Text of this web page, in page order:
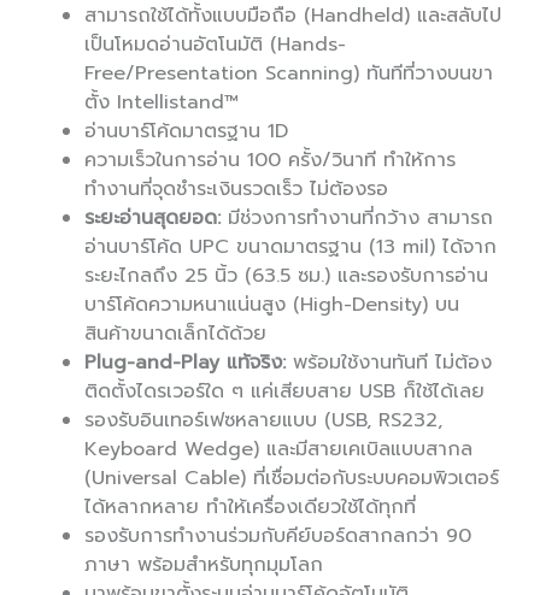
สามารถใช้ได้ทั้งแบบมือถือ (Handheld) และสลับไป
เป็นโหมดอ่านอัตโนมัติ (Hands-
Free/Presentation Scanning) ทันทีที่วางบนขา
ตั้ง Intellistand™
อ่านบาร์โค้ดมาตรฐาน 1D
ความเร็วในการอ่าน 100 ครั้ง/วินาที ทำให้การ
ทำงานที่จุดชำระเงินรวดเร็ว ไม่ต้องรอ
ระยะอ่านสุดยอด:มีช่วงการทำงานที่กว้าง สามารถ
อ่านบาร์โค้ด UPC ขนาดมาตรฐาน (13 mil) ได้จาก
ระยะไกลถึง 25 นิ้ว (63.5 ซม.) และรองรับการอ่าน
บาร์โค้ดความหนาแน่นสูง (High-Density) บน
สินค้าขนาดเล็กได้ด้วย
Plug-and-Play แท้จริง:พร้อมใช้งานทันที ไม่ต้อง
ติดตั้งไดรเวอร์ใด ๆ แค่เสียบสาย USB ก็ใช้ได้เลย
รองรับอินเทอร์เฟซหลายแบบ (USB, RS232,
Keyboard Wedge) และมีสายเคเบิลแบบสากล
(Universal Cable) ที่เชื่อมต่อกับระบบคอมพิวเตอร์
ได้หลากหลาย ทำให้เครื่องเดียวใช้ได้ทุกที่
รองรับการทำงานร่วมกับคีย์บอร์ดสากลกว่า 90
ภาษา พร้อมสำหรับทุกมุมโลก